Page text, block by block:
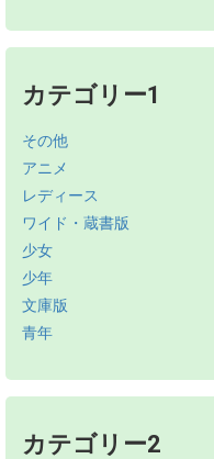
カテゴリー1
その他
アニメ
レディース
ワイド・蔵書版
少女
少年
文庫版
青年
カテゴリー2